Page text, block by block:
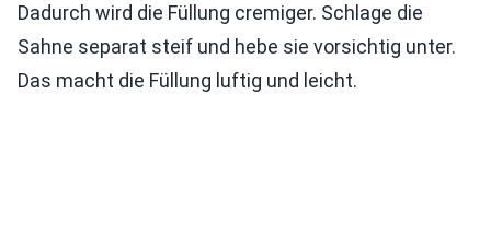
Dadurch wird die Füllung cremiger. Schlage die
Sahne separat steif und hebe sie vorsichtig unter.
Das macht die Füllung luftig und leicht.